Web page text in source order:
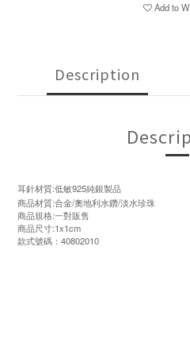
Add to
Description
耳針材質:低敏925純銀製品
商品材質:合金/奧地利水鑽/淡水珍珠
商品規格:一對販售
商品尺寸:1x1cm
款式號碼：40802010